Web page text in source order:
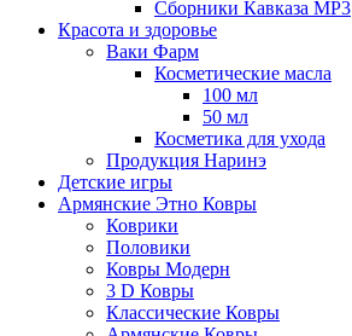
Сборники Кавказа MP3
Красота и здоровье
Ваки Фарм
Косметические масла
100 мл
50 мл
Косметика для ухода
Продукция Наринэ
Детские игры
Армянские Этно Ковры
Коврики
Половики
Ковры Модерн
3 D Ковры
Классические Ковры